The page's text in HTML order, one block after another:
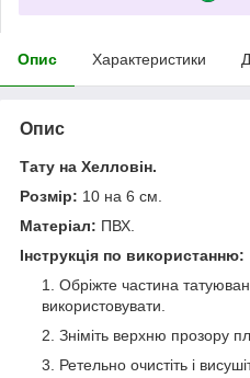
Опис Характеристики
Опис
Тату на Хелловін.
Розмір: 10 на 6 см.
Матеріал: ПВХ.
Інструкція по використанню:
Обріжте частина
використовувати.
Зніміть верхню прозору
Ретельно очистіть і